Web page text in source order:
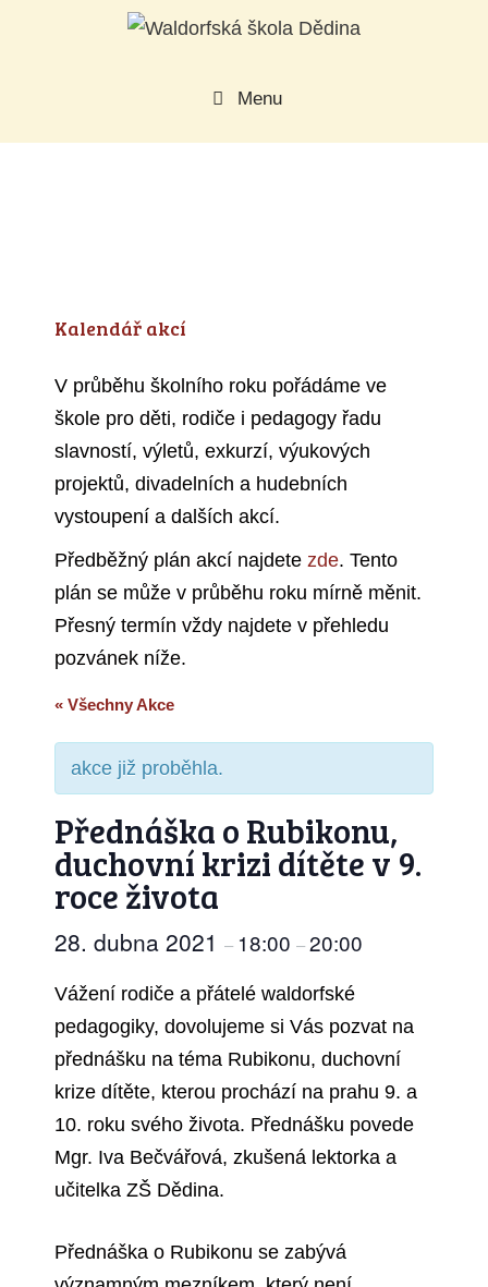
Menu
Kalendář akcí
V průběhu školního roku pořádáme ve
škole pro děti, rodiče i pedagogy řadu
slavností, výletů, exkurzí, výukových
projektů, divadelních a hudebních
vystoupení a dalších akcí.
Předběžný plán akcí najdete zde. Tento
plán se může v průběhu roku mírně měnit.
Přesný termín vždy najdete v přehledu
pozvánek níže.
« Všechny Akce
akce již proběhla.
Přednáška o Rubikonu,
duchovní krizi dítěte v 9.
roce života
28. dubna 2021 – 18:00 –20:00
Vážení rodiče a přátelé waldorfské
pedagogiky, dovolujeme si Vás pozvat na
přednášku na téma Rubikonu, duchovní
krize dítěte, kterou prochází na prahu 9. a
10. roku svého života. Přednášku povede
Mgr. Iva Bečvářová, zkušená lektorka a
učitelka ZŠ Dědina.
Přednáška o Rubikonu se zabývá